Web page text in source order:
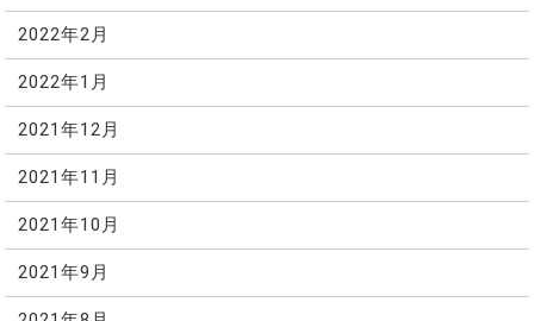
2022年2月
2022年1月
2021年12月
2021年11月
2021年10月
2021年9月